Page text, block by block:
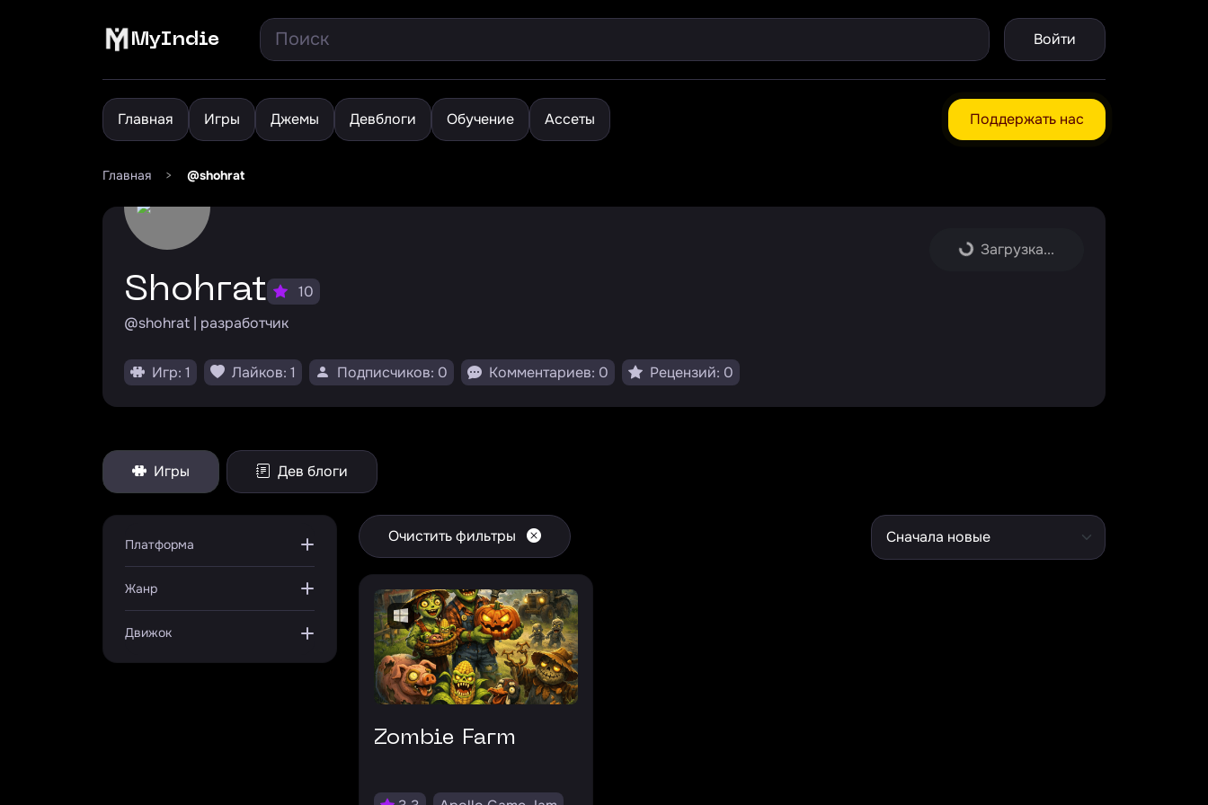
MyIndie Войти
Главная Игры Джемы Девблоги Обучение Ассеты Поддержать нас
Главная > @shohrat
Загрузка...
Shohrat
10
@shohrat | разработчик
Игр: 1 Лайков: 1 Подписчиков: 0 Комментариев: 0 Рецензий: 0
Игры Дев блоги
Платформа
Жанр
Движок
Очистить фильтры
Zombie Farm